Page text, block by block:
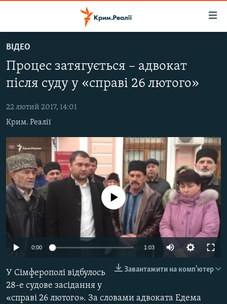
до
основного
матеріалу
до
навігації
Перейти
пошуку
НОВИНИ
ВОДА.КРИМ
ВІДЕО ТА ФОТО
ПОЛІТИКА
БЛОГИ
ПОГЛЯД
ІНТЕРВ'Ю
ВСЕ ЗА ДЕНЬ
СПЕЦПРОЕКТИ
ДЕПОРТАЦІЯ
ВІДЕОУРОКИ «ELIFBE»
УКРАЇНСЬКА ПРОБЛЕМА КРИМУ
ІНФОГРАФІКА
ЯК ОБІЙТИ БЛОКУВАННЯ
Русский
ДОЛУЧАЙСЯ!
ВІДЕО
Процес затягується – адвокат
після суду у «справі 26 лютого»
22 лютий 2017, 14:01
Крим. Реалії
No media source currently available
0:00 1:03
Завантажити на комп'ютер
У Сімферополі відбулось
28-е судове засідання у
«справі 26 лютого». За словами адвоката Едема